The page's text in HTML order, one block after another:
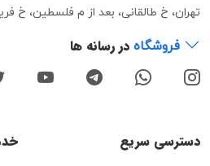
تهران، خ طالقانی، بعد از م فلسطین، خ
فروشگاه در رسانه ها
دسترسی سریع